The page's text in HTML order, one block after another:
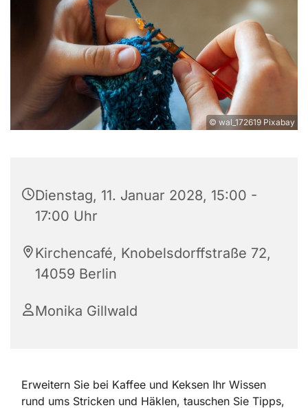
© wal_172619 Pixabay
Dienstag, 11. Januar 2028, 15:00 -
17:00 Uhr
Kirchencafé, Knobelsdorffstraße 72,
14059 Berlin
Monika Gillwald
Erweitern Sie bei Kaffee und Keksen Ihr Wissen
rund ums Stricken und Häklen, tauschen Sie Tipps,